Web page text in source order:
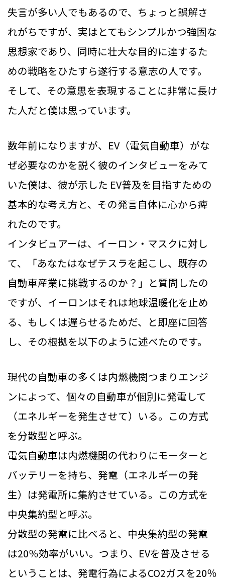
失言が多い人でもあるので、ちょっと誤解さ
れがちですが、実はとてもシンプルかつ強固な
思想家であり、同時に壮大な目的に達するた
めの戦略をひたすら遂行する意志の人です。
そして、その意思を表現することに非常に長け
た人だと僕は思っています。
数年前になりますが、EV（電気自動車）がな
ぜ必要なのかを説く彼のインタビューをみて
いた僕は、彼が示した EV普及を目指すための
基本的な考え方と、その発言自体に心から痺
れたのです。
インタビュアーは、イーロン・マスクに対し
て、「あなたはなぜテスラを起こし、既存の
自動車産業に挑戦するのか？」と質問したの
ですが、イーロンはそれは地球温暖化を止め
る、もしくは遅らせるためだ、と即座に回答
し、その根拠を以下のように述べたのです。
現代の自動車の多くは内燃機関つまりエンジ
ンによって、個々の自動車が個別に発電して
（エネルギーを発生させて）いる。この方式
を分散型と呼ぶ。
電気自動車は内燃機関の代わりにモーターと
バッテリーを持ち、発電（エネルギーの発
生）は発電所に集約させている。この方式を
中央集約型と呼ぶ。
分散型の発電に比べると、中央集約型の発電
は20％効率がいい。つまり、EVを普及させる
ということは、発電行為によるCO2ガスを20％